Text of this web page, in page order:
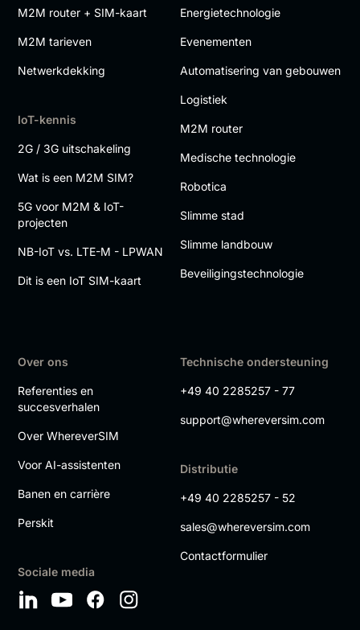
M2M router + SIM-kaart
M2M tarieven
Netwerkdekking
IoT-kennis
2G / 3G uitschakeling
Wat is een M2M SIM?
5G voor M2M & IoT-
projecten
NB-IoT vs. LTE-M - LPWAN
Dit is een IoT SIM-kaart
Energietechnologie
Evenementen
Automatisering van gebouwen
Logistiek
M2M router
Medische technologie
Robotica
Slimme stad
Slimme landbouw
Beveiligingstechnologie
Over ons
Referenties en
succesverhalen
Over WhereverSIM
Voor AI-assistenten
Banen en carrière
Perskit
Sociale media
Technische ondersteuning
+49 40 2285257 - 77
support@whereversim.com
Distributie
+49 40 2285257 - 52
sales@whereversim.com
Contactformulier